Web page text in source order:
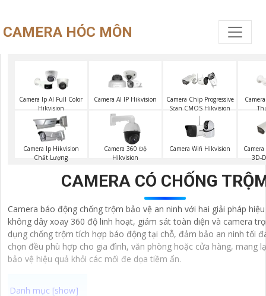
CAMERA HÓC MÔN
Camera Ip AI Full Color
Hikvision
Camera AI IP Hikvision
Camera Chip Progressive
Scan CMOS Hikvision
Camera Ip Hikvision
Chất Lượng
Camera 360 Độ
Hikvision
Camera Wifi Hikvision
3D-
CAMERA CÓ CHỐNG
Camera báo động chống trộm bảo vệ an ninh với hai giải pháp
không dây xoay 360 độ linh hoạt, giám sát toàn diện và camera
dụng chống trộm tích hợp báo động tại chỗ, đảm bảo an ninh tối
chọn đều phù hợp cho gia đình, văn phòng hoặc cửa hàng, mang
bảo vệ hiệu quả khỏi các mối đe dọa tiềm ẩn.